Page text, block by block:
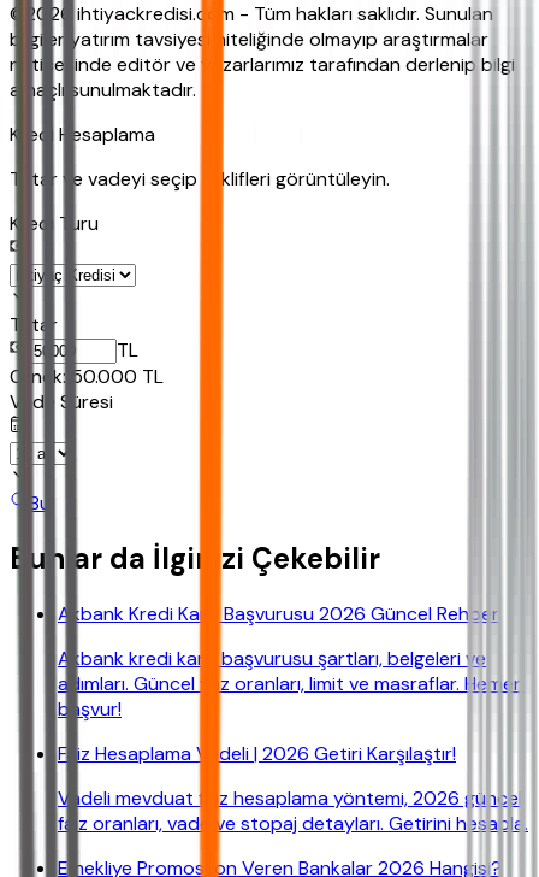
©2026 ihtiyackredisi.com - Tüm hakları saklıdır. Sunulan
bilgiler yatırım tavsiyesi niteliğinde olmayıp araştırmalar
neticesinde editör ve yazarlarımız tarafından derlenip bilgi
amaçlı sunulmaktadır.
Kredi Hesaplama
Tutar ve vadeyi seçip teklifleri görüntüleyin.
Kredi Turu
Tutar
TL
Ornek: 50.000 TL
Vade Süresi
Bul
Bunlar da İlginizi Çekebilir
Akbank Kredi Kartı Başvurusu 2026 Güncel Rehber
Akbank kredi kartı başvurusu şartları, belgeleri ve
adımları. Güncel faiz oranları, limit ve masraflar. Hemen
başvur!
Faiz Hesaplama Vadeli | 2026 Getiri Karşılaştır!
Vadeli mevduat faiz hesaplama yöntemi, 2026 güncel
faiz oranları, vade ve stopaj detayları. Getirini hesapla.
Emekliye Promosyon Veren Bankalar 2026 Hangisi?